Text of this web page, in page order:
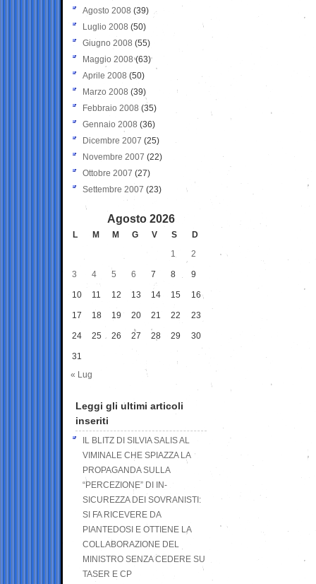
Agosto 2008 (39)
Luglio 2008 (50)
Giugno 2008 (55)
Maggio 2008(63)
Aprile 2008 (50)
Marzo 2008 (39)
Febbraio 2008 (35)
Gennaio 2008 (36)
Dicembre 2007 (25)
Novembre 2007 (22)
Ottobre 2007 (27)
Settembre 2007 (23)
Agosto 2026
L M M G V S
D
1
2
3 4 5 6 7 8 9
10 11 12 13 14 15 16
17 18 19 20 21 22 23
24 25 26 27 28 29 30
31
« Lug
Leggi gli ultimi articoli
inseriti
IL BLITZ DI SILVIA SALIS AL
VIMINALE CHE SPIAZZA LA
PROPAGANDA SULLA
“PERCEZIONE” DI IN-
SICUREZZA DEI SOVRANISTI:
SI FA RICEVERE DA
PIANTEDOSI E OTTIENE LA
COLLABORAZIONE DEL
MINISTRO SENZA CEDERE SU
TASER E CP